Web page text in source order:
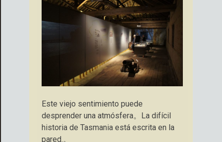
Este viejo sentimiento puede
desprender una atmósfera。La difícil
historia de Tasmania está escrita en la
pared.。